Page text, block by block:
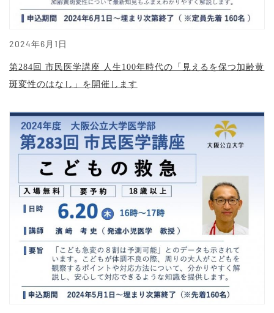
2024年6月1日
第284回 市民医学講座 人生100年時代の「見えるを保つ加齢黄
斑変性のはなし」を開催します